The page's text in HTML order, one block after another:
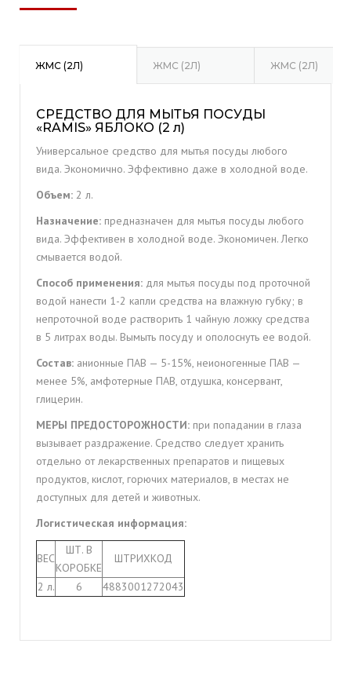
ЖМС (2Л) ЖМС (2Л) ЖМС (2Л)
СРЕДСТВО ДЛЯ МЫТЬЯ ПОСУДЫ
«RAMIS» ЯБЛОКО (2 л)
Универсальное средство для мытья посуды любого
вида. Экономично. Эффективно даже в холодной воде.
Объем: 2 л.
Назначение: предназначен для мытья посуды любого
вида. Эффективен в холодной воде. Экономичен. Легко
смывается водой.
Способ применения: для мытья посуды под проточной
водой нанести 1-2 капли средства на влажную губку; в
непроточной воде растворить 1 чайную ложку средства
в 5 литрах воды. Вымыть посуду и ополоснуть ее водой.
Состав: анионные ПAB — 5-15%, неионогенные ПАВ —
менее 5%, амфотерные ПАВ, отдушка, консервант,
глицерин.
МЕРЫ ПРЕДОСТОРОЖНОСТИ: при попадании в глаза
вызывает раздражение. Средство следует хранить
отдельно от лекарственных препаратов и пищевых
продуктов, кислот, горючих материалов, в местах не
доступных для детей и животных.
Логистическая информация:
ВЕС
ШТ. В
КОРОБКЕ
ШТРИХКОД
2 л.
6 4883001272043